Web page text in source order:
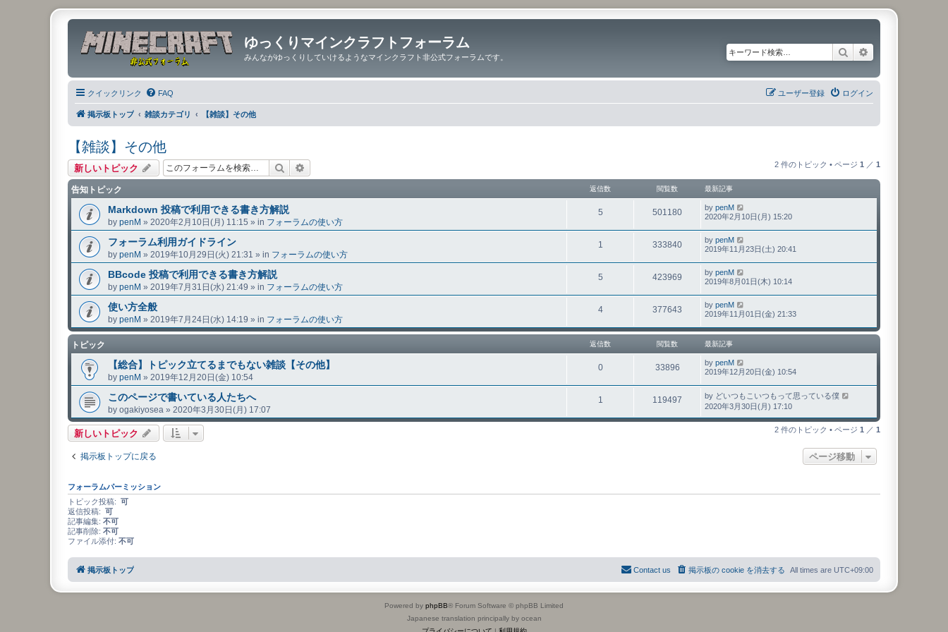
ゆっくりマインクラフトフォーラム
みんながゆっくりしていけるようなマインクラフト非公式フォーラムです。 検索
クイックリンク FAQ ログイン
ユーザー登録
掲示板トップ 雑談カテゴリ 【雑談】その他
【雑談】その他
新しいトピック 検索 2 件のトピック • ページ 1 ／ 1
告知トピック 返信数 閲覧数 最新記事
Markdown 投稿で利用できる書き方解説
by penM » 2020年2月10日(月) 11:15 » in フォーラムの使い方
5 501180 by penM
2020年2月10日(月) 15:20
フォーラム利用ガイドライン
by penM » 2019年10月29日(火) 21:31 » in フォーラムの使い方
1 333840 by penM
2019年11月23日(土) 20:41
BBcode 投稿で利用できる書き方解説
by penM » 2019年7月31日(水) 21:49 » in フォーラムの使い方
5 423969 by penM
2019年8月01日(木) 10:14
使い方全般
by penM » 2019年7月24日(水) 14:19 » in フォーラムの使い方
4 377643 by penM
2019年11月01日(金) 21:33
トピック 返信数 閲覧数 最新記事
【総合】トピック立てるまでもない雑談【その他】
by penM » 2019年12月20日(金) 10:54
0 33896 by penM
2019年12月20日(金) 10:54
このページで書いている人たちへ
by ogakiyosea » 2020年3月30日(月) 17:07
1 119497 by どいつもこいつもって思っている僕
2020年3月30日(月) 17:10
新しいトピック 2 件のトピック • ページ 1 ／ 1
掲示板トップに戻る ページ移動
フォーラムパーミッション
トピック投稿: 可
返信投稿: 可
記事編集: 不可
記事削除: 不可
ファイル添付: 不可
掲示板トップ All times are UTC+09:00
掲示板の cookie を消去する
Contact us
Powered by phpBB® Forum Software © phpBB Limited
Japanese translation principally by ocean